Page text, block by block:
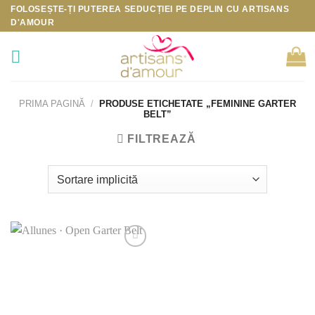
SkipFOLOSEȘTE-ȚI PUTEREA SEDUCȚIEI PE DEPLIN CUARTISANS
D'AMOUR
PRIMA PAGINĂ /
PRODUSE ETICHETATE „FEMININE GARTER
BELT”
FILTREAZĂ